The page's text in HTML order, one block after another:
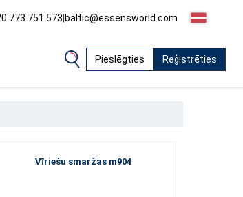
773 751 573|baltic@essensworld.com
Pieslēgties Reģistrēties
Vīriešu smaržas m904